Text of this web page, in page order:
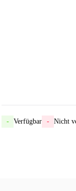
- Verfügbar - Nicht